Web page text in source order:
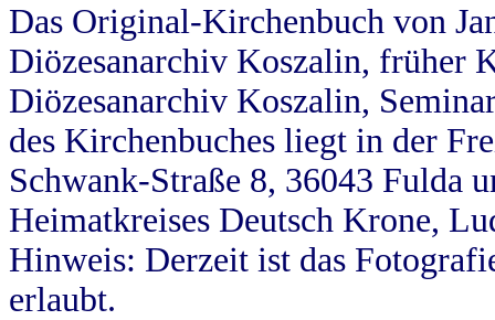
Das Original-Kirchenbuch von
Diözesanarchiv Koszalin, früher
Diözesanarchiv Koszalin,
des Kirchenbuches liegt in der
Schwank-Straße 8, 36043 Fulda
Heimatkreises Deutsch Krone,
Hinweis: Derzeit ist das
erlaubt.